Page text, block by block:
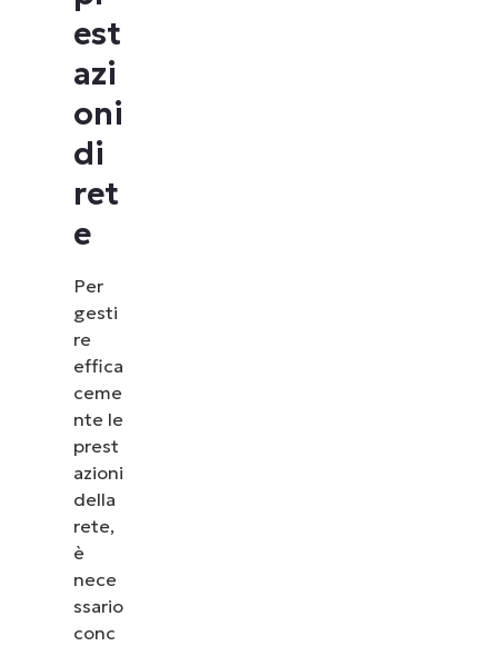
est
azi
oni
di
ret
e
Per
gesti
re
effica
ceme
nte le
prest
azioni
della
rete,
è
nece
ssario
conc